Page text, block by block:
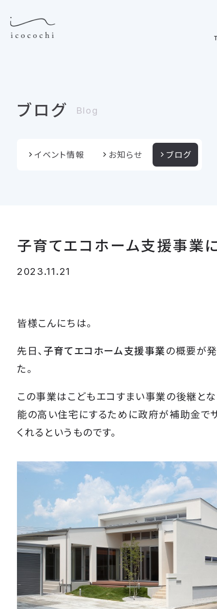
ブログ Blog
イベント情報 お知らせ ブログ
子育てエコホーム支援事業
2023.11.21
皆様こんにちは。
先日、 子育てエコホーム支援事業 の概要が
た。
この事業はこどもエコすまい事業の後継と
能の高い住宅にするために政府が補助金で
くれるというものです。